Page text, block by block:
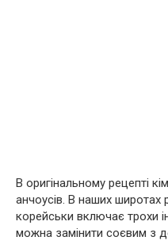
В оригінальному рецепті
анчоусів. В наших широтах
корейськи включає трохи
можна замінити соєвим з